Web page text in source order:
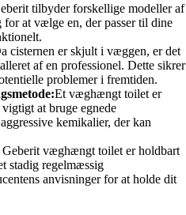
tilbyder forskellige modeller af
at vælge en, der passer til dine
cisternen er skjult i væggen, er det
af en professionel. Dette sikrer
problemer i fremtiden.
Et væghængt toilet er
at bruge egnede
kemikalier, der kan
Geberit væghængt toilet er holdbart
stadig regelmæssig
anvisninger for at holde dit